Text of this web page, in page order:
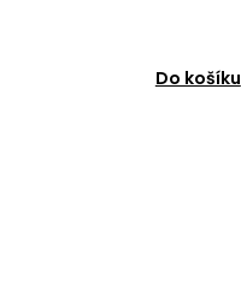
Do košíku